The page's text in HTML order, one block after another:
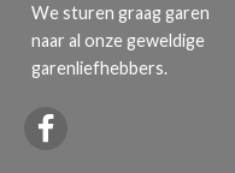
We sturen graag garen
naar al onze geweldige
garenliefhebbers.